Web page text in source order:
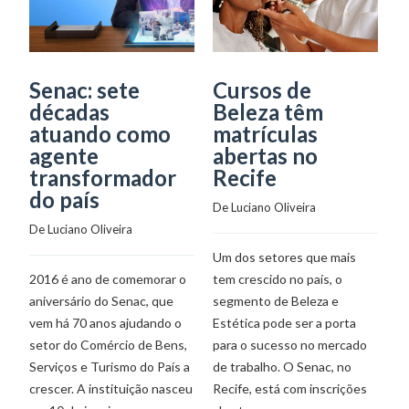
Senac: sete
décadas
atuando como
agente
transformador
do país
De Luciano Oliveira
2016 é ano de comemorar o
aniversário do Senac, que
vem há 70 anos ajudando o
setor do Comércio de Bens,
Serviços e Turismo do País a
crescer. A instituição nasceu
Cursos de
Beleza têm
matrículas
abertas no
Recife
De Luciano Oliveira
Um dos setores que mais
tem crescido no país, o
segmento de Beleza e
Estética pode ser a porta
para o sucesso no mercado
de trabalho. O Senac, no
Recife, está com inscrições